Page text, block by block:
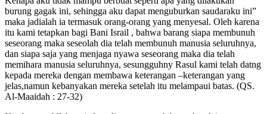
Kenapa aku tidak mampu berbuat seperti apa yang dilakukan
burung gagak ini, sehingga aku dapat menguburkan saudaraku ini”
maka jadialah ia termasuk orang-orang yang menyesal. Oleh karena
itu kami tetapkan bagi Bani Israil , bahwa barang siapa membunuh
seseorang maka seseolah dia telah membunuh manusia seluruhnya,
dan siapa saja yang menjaga nyawa seseorang maka dia telah
memihara manusia seluruhnya, sesungguhny Rasul kami telah datng
kepada mereka dengan membawa keterangan –keterangan yang
jelas,namun kebanyakan mereka setelah itu melampaui batas. (QS.